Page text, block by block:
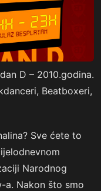
D – 2010.godina.
Beatboxeri,
Sve ćete to
Narodnog
a. Nakon što smo